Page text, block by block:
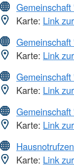
Karte: Link
Karte: Link
Karte: Link
Karte: Link
Karte: Link